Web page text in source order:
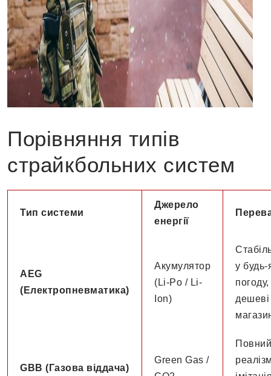
Порівняння типів
страйкбольних систем
Тип системи
Джерело
енергії
AEG
(Електропневматика)
Акумулятор
(Li-Po / Li-
Ion)
у будь-
погоду,
дешеві
GBB (Газова віддача)
Green Gas /
Повний